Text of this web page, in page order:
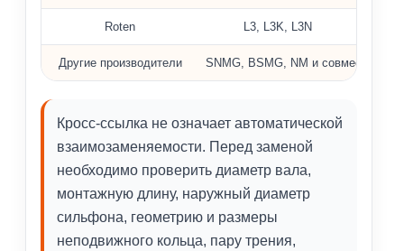
Roten L3, L3K, L3N
Другие производители SNMG, BSMG, NM и совместимые
Кросс-ссылка не означает автоматической
взаимозаменяемости. Перед заменой
необходимо проверить диаметр вала,
монтажную длину, наружный диаметр
сильфона, геометрию и размеры
неподвижного кольца, пару трения,